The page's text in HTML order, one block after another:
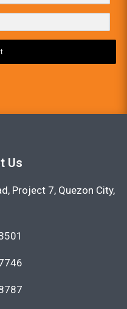
Us
Project 7, Quezon City,